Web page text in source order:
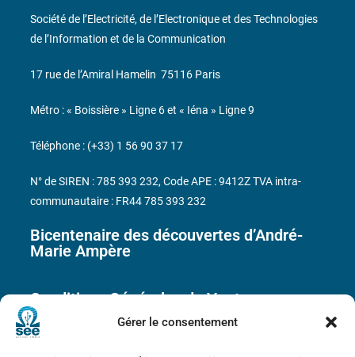
Gérer le consentement
Bicentenaire des découvertes d’André-
Marie Ampère
Conditions Générales de Vente
Société de l’Electricité, de l’Electronique et des Technologies
de l’Information et de la Communication
17 rue de l’Amiral Hamelin 75116 Paris
Métro : « Boissière » Ligne 6 et « Iéna » Ligne 9
Téléphone : (+33) 1 56 90 37 17
N° de SIREN : 785 393 232, Code APE : 9412Z TVA intra-
communautaire : FR44 785 393 232